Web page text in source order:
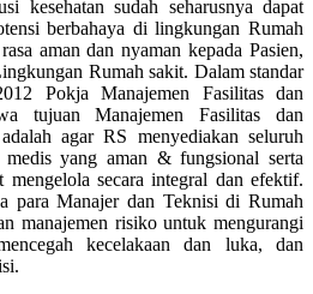
kesehatan sudah seharusnya dapat
berbahaya di lingkungan Rumah
aman dan nyaman kepada Pasien,
Rumah sakit. Dalam standar
Pokja Manajemen Fasilitas dan
tujuan Manajemen Fasilitas dan
agar RS menyediakan seluruh
yang aman & fungsional serta
mengelola secara integral dan efektif.
para Manajer dan Teknisi di Rumah
manajemen risiko untuk mengurangi
kecelakaan dan luka, dan